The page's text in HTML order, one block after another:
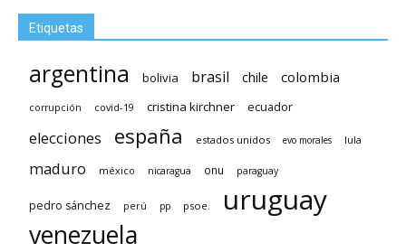
Etiquetas
argentina bolivia brasil chile colombia
corrupción covid-19 cristina kirchner ecuador
elecciones españa estados unidos evo morales lula
maduro méxico nicaragua onu paraguay
pedro sánchez perú pp psoe. uruguay
venezuela